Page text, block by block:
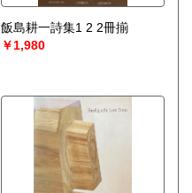
飯島耕一詩集1 2 2冊揃
￥1,980